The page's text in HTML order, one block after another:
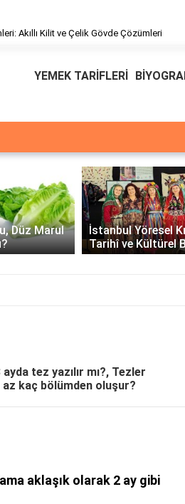
Akıllı Kilit ve Çelik Gövde Çözümleri
YEMEK TARİFLERİ
Bir Miras
Üssü
E Üssünün
Matematiksel
Örnekler
tez yazılır mı?, Tezler
az kaç bölümden oluşur?
aklaşık olarak 2 ay gibi